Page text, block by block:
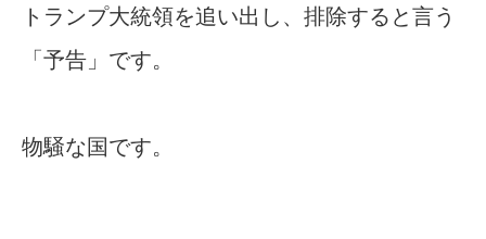
トランプ大統領を追い出し、排除すると言う
「予告」です。
物騒な国です。